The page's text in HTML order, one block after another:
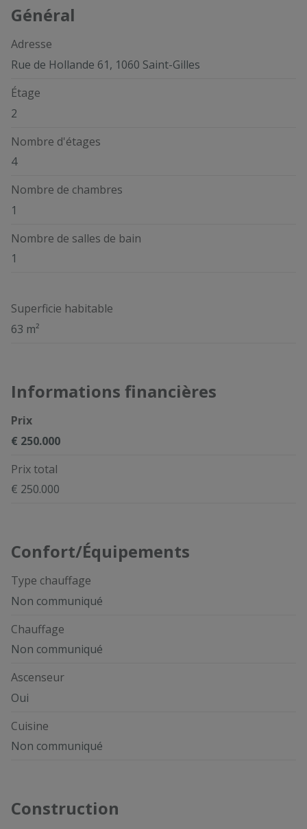
Général
Adresse
Rue de Hollande 61, 1060 Saint-Gilles
Étage
2
Nombre d'étages
4
Nombre de chambres
1
Nombre de salles de bain
1
Superficie habitable
63 m²
Informations financières
Prix
€ 250.000
Prix total
€ 250.000
Confort/Équipements
Type chauffage
Non communiqué
Chauffage
Non communiqué
Ascenseur
Oui
Cuisine
Non communiqué
Construction